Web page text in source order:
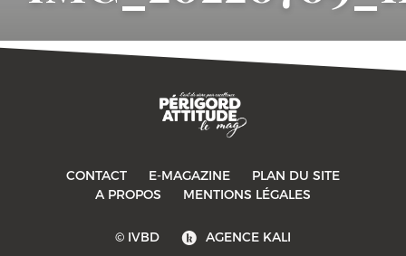
CONTACT E-MAGAZINE
PLAN DU SITE
A PROPOS
MENTIONS LÉGALES
© IVBD AGENCE KALI